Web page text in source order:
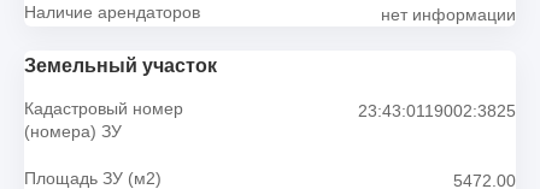
Наличие арендаторов нет информации
Земельный участок
Кадастровый номер
(номера) ЗУ
23:43:0119002:3825
Площадь ЗУ (м2) 5472.00